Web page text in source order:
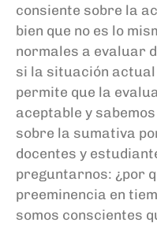
consiente sobre la
bien que no es lo
normales a evaluar
si la situación actual
permite que la
aceptable y
sobre la sumativa
docentes y
preguntarnos: ¿por
preeminencia en
somos conscientes